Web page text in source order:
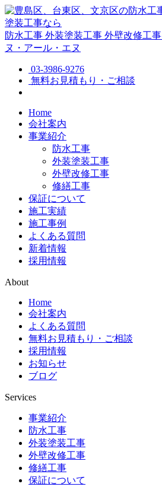
防水工事 外装塗装工事 外壁改修工事
ヌ・アール・エヌ
03-3986-9276
無料お見積もり・ご相談
Home
会社案内
事業紹介
防水工事
外装塗装工事
外壁改修工事
修繕工事
保証について
施工実績
施工事例
よくある質問
新着情報
採用情報
About
Home
会社案内
よくある質問
無料お見積もり・ご相談
採用情報
お知らせ
ブログ
Services
事業紹介
防水工事
外装塗装工事
外壁改修工事
修繕工事
保証について